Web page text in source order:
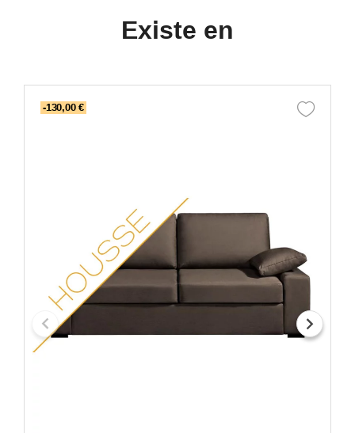
Existe en
-130,00 €